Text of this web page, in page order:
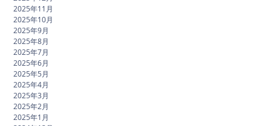
2025年11月
2025年10月
2025年9月
2025年8月
2025年7月
2025年6月
2025年5月
2025年4月
2025年3月
2025年2月
2025年1月